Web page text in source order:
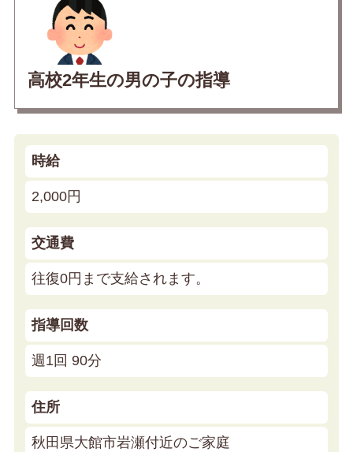
高校2年生の男の子の指導
時給
2,000円
交通費
往復0円まで支給されます。
指導回数
週1回 90分
住所
秋田県大館市岩瀬付近のご家庭